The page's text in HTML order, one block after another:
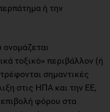
ή την
τοξικό» περιβάλλον (ή
σημαντικές
στις ΗΠΑ και την ΕΕ,
φόρου στα